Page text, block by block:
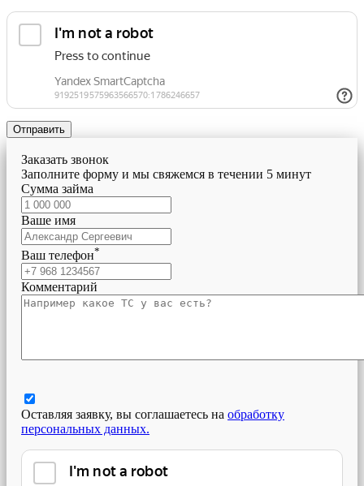
Отправить
Заказать звонок
Заполните форму и мы свяжемся в течении 5 минут
Сумма займа
Ваше имя
Ваш телефон*
Комментарий
Оставляя заявку, вы соглашаетесь на обработку
персональных данных.